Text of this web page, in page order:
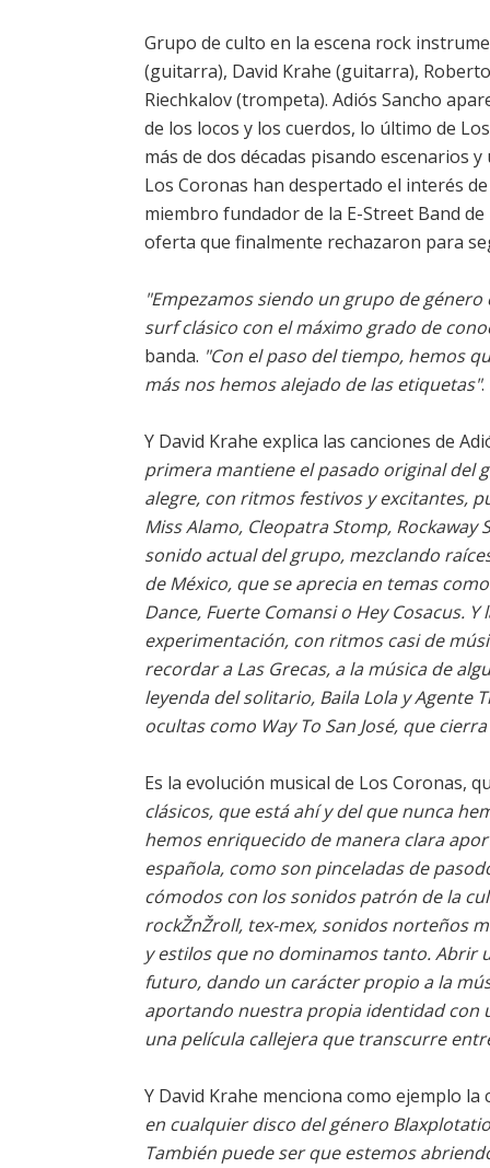
Grupo de culto en la escena rock
(guitarra), David Krahe (guitarra),
Riechkalov (trompeta). Adiós Sancho
de los locos y los cuerdos, lo último de
más de dos décadas pisando escenarios
Los Coronas han despertado el interés
miembro fundador de la E-Street Band
oferta que finalmente rechazaron para
"Empezamos siendo un grupo de género
surf clásico con el máximo grado de
banda. "Con el paso del tiempo, hemos
más nos hemos alejado de las etiquetas".
Y David Krahe explica las canciones de
primera mantiene el pasado original del
alegre, con ritmos festivos y excitantes,
Miss Alamo, Cleopatra Stomp,
sonido actual del grupo, mezclando
de México, que se aprecia en temas
Dance, Fuerte Comansi o Hey Cosacus.
experimentación, con ritmos casi de
recordar a Las Grecas, a la música de
leyenda del solitario, Baila Lola y Agente
ocultas como Way To San José, que
Es la evolución musical de Los Coronas,
clásicos, que está ahí y del que nunca
hemos enriquecido de manera clara
española, como son pinceladas de
cómodos con los sonidos patrón de la
rockŽnŽroll, tex-mex, sonidos norteños
y estilos que no dominamos tanto. Abrir
futuro, dando un carácter propio a la
aportando nuestra propia identidad con
una película callejera que transcurre
Y David Krahe menciona como ejemplo la
en cualquier disco del género
También puede ser que estemos